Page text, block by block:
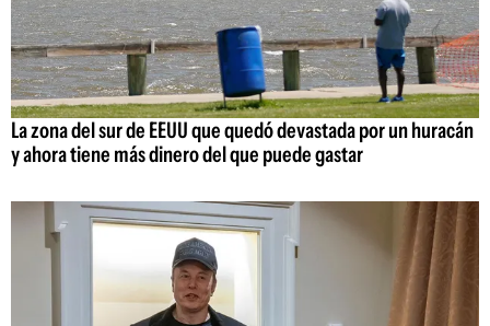
La zona del sur de EEUU que quedó devastada por un huracán
y ahora tiene más dinero del que puede gastar